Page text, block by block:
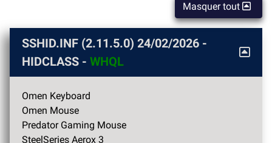
Masquer tout
SSHID.INF (2.11.5.0) 24/02/2026 -
HIDCLASS - WHQL
Omen Keyboard
Omen Mouse
Predator Gaming Mouse
SteelSeries Aerox 3